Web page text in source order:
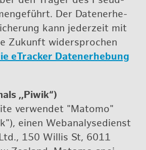
Der Da­ten­er­he­
kann je­der­zeit mit
Zu­kunft wi­der­spro­chen
eTra­cker Da­ten­er­he­bung
,,Piwik“)
ver­wen­det "Ma­to­mo"
einen Webana­ly­se­dienst
150 Wil­lis St, 6011